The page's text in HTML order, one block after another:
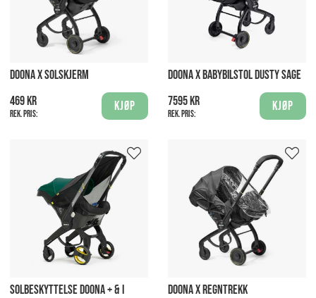
DOONA X SOLSKJERM
469 kr
Rek. pris:
Kjøp
DOONA X BABYBILSTOL DUSTY SAGE
7595 kr
Rek. pris:
Kjøp
SOLBESKYTTELSE DOONA + & I
DOONA X REGNTREKK